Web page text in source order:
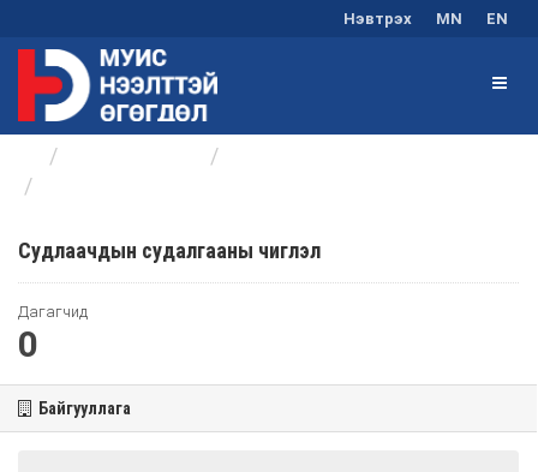
Нэвтрэх MN EN
Судлаачдын судалгааны чиглэл
Дагагчид
0
Байгууллага